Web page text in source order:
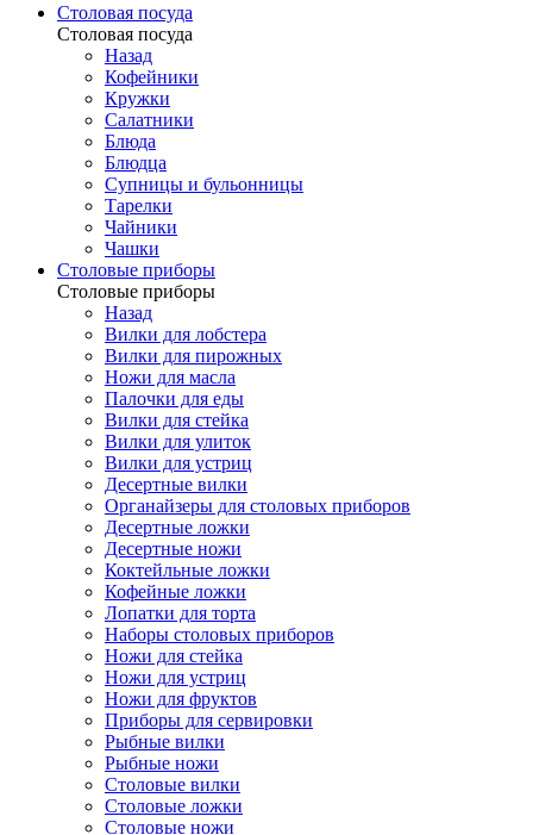
Столовая посуда
Столовая посуда
Назад
Кофейники
Кружки
Салатники
Блюда
Блюдца
Супницы и бульонницы
Тарелки
Чайники
Чашки
Cтоловые приборы
Cтоловые приборы
Назад
Вилки для лобстера
Вилки для пирожных
Ножи для масла
Палочки для еды
Вилки для стейка
Вилки для улиток
Вилки для устриц
Десертные вилки
Органайзеры для столовых приборов
Десертные ложки
Десертные ножи
Коктейльные ложки
Кофейные ложки
Лопатки для торта
Наборы столовых приборов
Ножи для стейка
Ножи для устриц
Ножи для фруктов
Приборы для сервировки
Рыбные вилки
Рыбные ножи
Столовые вилки
Столовые ложки
Столовые ножи